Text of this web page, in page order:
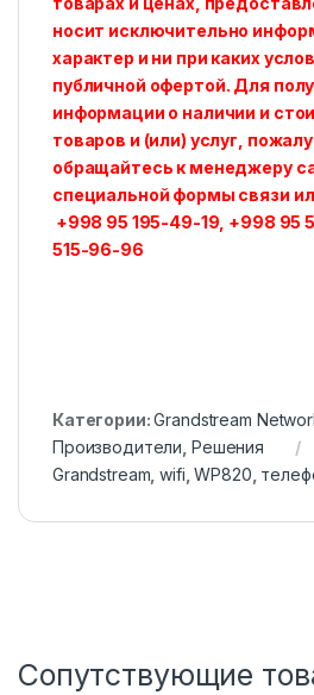
носит исключительно
характер и ни при каких
публичной офертой. Для
информации о наличии и
товаров и (или) услуг,
обращайтесь к менеджеру
специальной формы связи
+998 95 195-49-19, +998 95
515-96-96
Категории:Grandstream
Производители, Решения
Grandstream,wifi,WP820,
Сопутствующие